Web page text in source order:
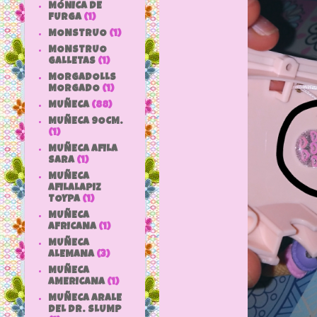
MÓNICA DE
FURGA (1)
MONSTRUO (1)
MONSTRUO
GALLETAS (1)
MORGADOLLS
MORGADO (1)
MUÑECA (88)
MUÑECA 9OCM.
(1)
MUÑECA AFILA
SARA (1)
MUÑECA
AFILALAPIZ
TOYPA (1)
MUÑECA
AFRICANA (1)
MUÑECA
ALEMANA (3)
MUÑECA
AMERICANA (1)
MUÑECA ARALE
DEL DR. SLUMP